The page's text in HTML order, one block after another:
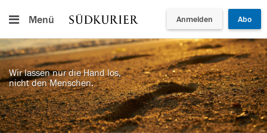
Menü Anmelden Abo
Wir lassen nur die Hand los,
nicht den Menschen.